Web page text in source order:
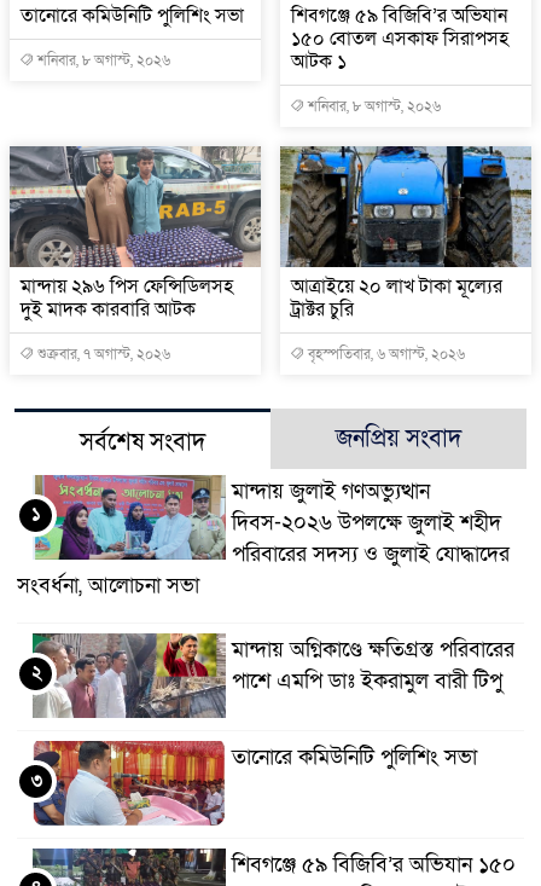
তানোরে কমিউনিটি পুলিশিং সভা
শনিবার, ৮ অগাস্ট, ২০২৬
শিবগঞ্জে ৫৯ বিজিবি’র অভিযান
১৫০ বোতল এসকাফ সিরাপসহ
আটক ১
শনিবার, ৮ অগাস্ট, ২০২৬
মান্দায় ২৯৬ পিস ফেন্সিডিলসহ
দুই মাদক কারবারি আটক
শুক্রবার, ৭ অগাস্ট, ২০২৬
আত্রাইয়ে ২০ লাখ টাকা মূল্যের
ট্রাক্টর চুরি
বৃহস্পতিবার, ৬ অগাস্ট, ২০২৬
সর্বশেষ সংবাদ জনপ্রিয় সংবাদ
মান্দায় জুলাই গণঅভ্যুত্থান
দিবস-২০২৬ উপলক্ষে জুলাই শহীদ
পরিবারের সদস্য ও জুলাই যোদ্ধাদের
সংবর্ধনা, আলোচনা সভা
১
মান্দায় অগ্নিকাণ্ডে ক্ষতিগ্রস্ত পরিবারের
পাশে এমপি ডাঃ ইকরামুল বারী টিপু
২
তানোরে কমিউনিটি পুলিশিং সভা
৩
শিবগঞ্জে ৫৯ বিজিবি’র অভিযান ১৫০